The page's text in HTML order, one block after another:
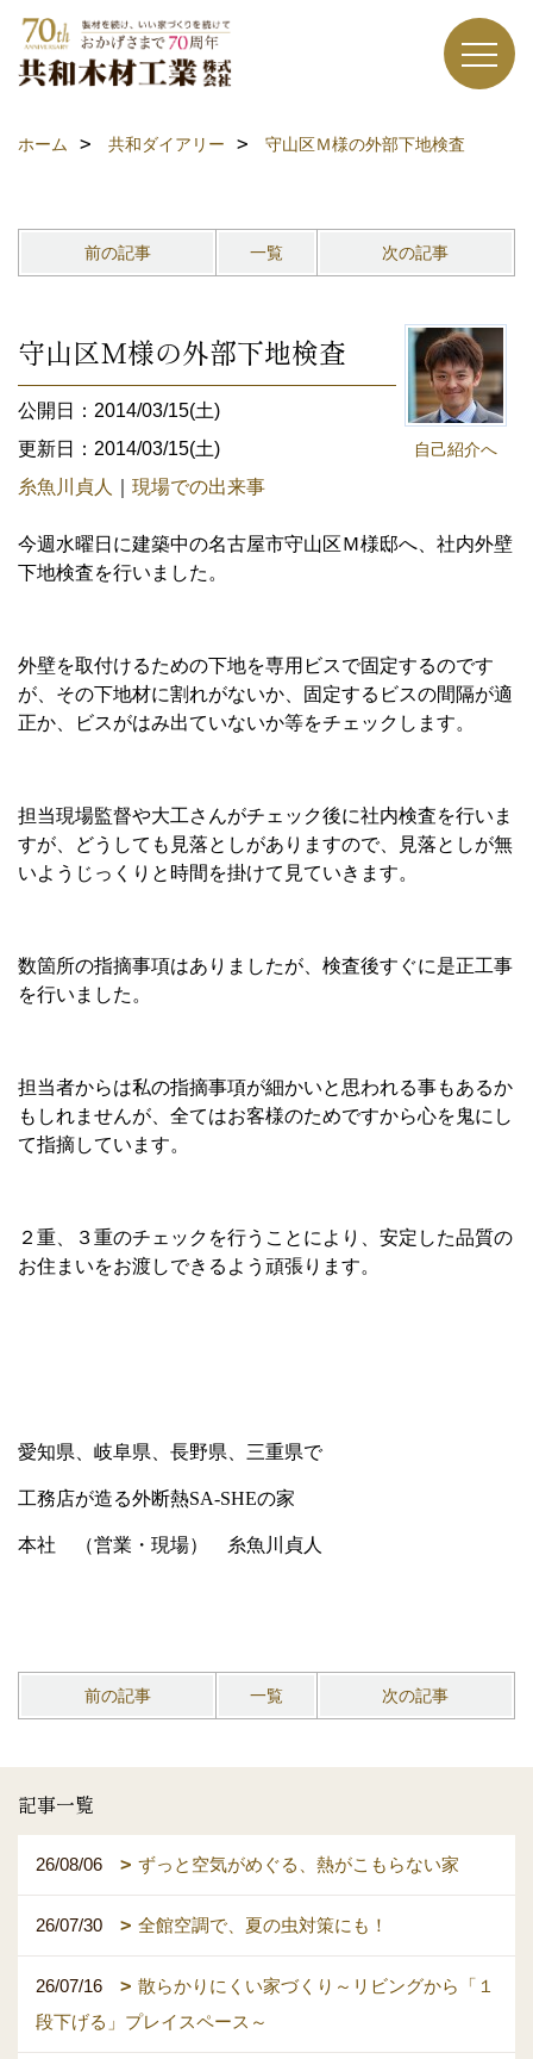
ホーム 共和ダイアリー 守山区Ｍ様の外部下地検査
前の記事 一覧 次の記事
自己紹介へ
守山区Ｍ様の外部下地検査
公開日：2014/03/15(土)
更新日：2014/03/15(土)
糸魚川貞人
現場での出来事
今週水曜日に建築中の名古屋市守山区Ｍ様邸へ、社内外壁
下地検査を行いました。
外壁を取付けるための下地を専用ビスで固定するのです
が、その下地材に割れがないか、固定するビスの間隔が適
正か、ビスがはみ出ていないか等をチェックします。
担当現場監督や大工さんがチェック後に社内検査を行いま
すが、どうしても見落としがありますので、見落としが無
いようじっくりと時間を掛けて見ていきます。
数箇所の指摘事項はありましたが、検査後すぐに是正工事
を行いました。
担当者からは私の指摘事項が細かいと思われる事もあるか
もしれませんが、全てはお客様のためですから心を鬼にし
て指摘しています。
２重、３重のチェックを行うことにより、安定した品質の
お住まいをお渡しできるよう頑張ります。
愛知県、岐阜県、長野県、三重県で
工務店が造る外断熱SA-SHEの家
本社 （営業・現場） 糸魚川貞人
前の記事 一覧 次の記事
記事一覧
26/08/06 ずっと空気がめぐる、熱がこもらない家
26/07/30 全館空調で、夏の虫対策にも！
26/07/16
散らかりにくい家づくり～リビングから「１
段下げる」プレイスペース～